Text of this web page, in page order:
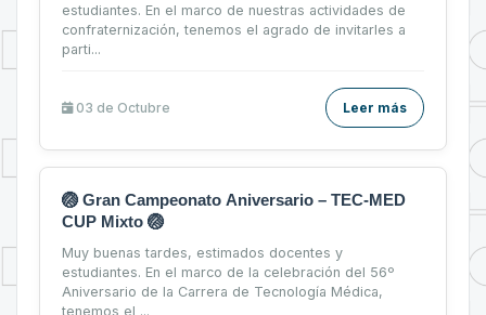
estudiantes. En el marco de nuestras actividades de
confraternización, tenemos el agrado de invitarles a
parti...
03 de Octubre Leer más
🏐 Gran Campeonato Aniversario – TEC-MED
CUP Mixto 🏐
Muy buenas tardes, estimados docentes y
estudiantes. En el marco de la celebración del 56º
Aniversario de la Carrera de Tecnología Médica,
tenemos el ...